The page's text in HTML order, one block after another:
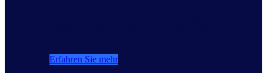
Erfahren Sie mehr